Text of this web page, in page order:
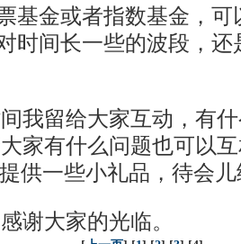
基金或者指数基金，可
时间长一些的波段，还
留给大家互动，有什
家有什么问题也可以
供一些小礼品，待会
大家的光临。